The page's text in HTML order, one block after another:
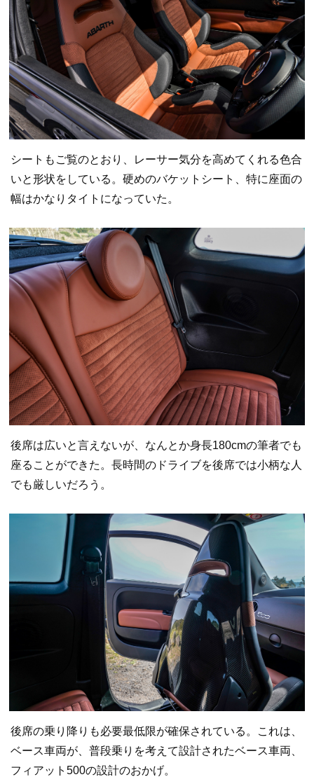
シートもご覧のとおり、レーサー気分を高めてくれる色合
いと形状をしている。硬めのバケットシート、特に座面の
幅はかなりタイトになっていた。
後席は広いと言えないが、なんとか身長180cmの筆者でも
座ることができた。長時間のドライブを後席では小柄な人
でも厳しいだろう。
後席の乗り降りも必要最低限が確保されている。これは、
ベース車両が、普段乗りを考えて設計されたベース車両、
フィアット500の設計のおかげ。